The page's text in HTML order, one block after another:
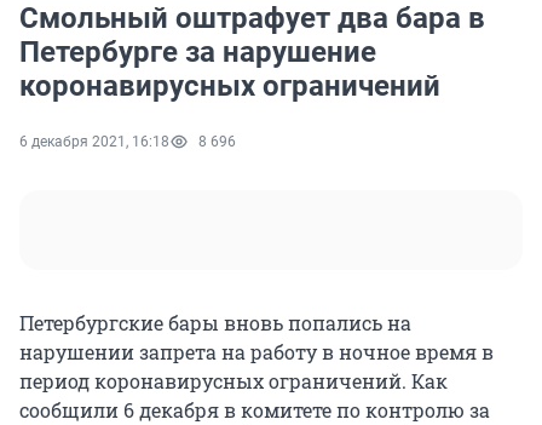
Смольный оштрафует два бара в
Петербурге за нарушение
коронавирусных ограничений
6 декабря 2021, 16:18 8 696
Петербургские бары вновь попались на
нарушении запрета на работу в ночное время в
период коронавирусных ограничений. Как
сообщили 6 декабря в комитете по контролю за